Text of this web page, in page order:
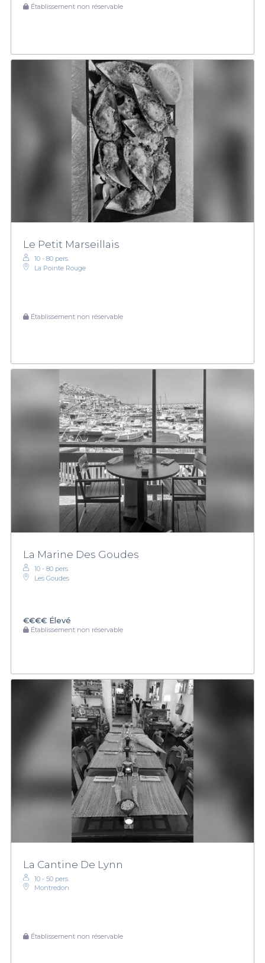
Établissement non réservable
Le Petit Marseillais
10 - 80 pers.
La Pointe Rouge
Établissement non réservable
La Marine Des Goudes
10 - 80 pers.
Les Goudes
€€€€ Élevé
Établissement non réservable
La Cantine De Lynn
10 - 50 pers.
Montredon
Établissement non réservable